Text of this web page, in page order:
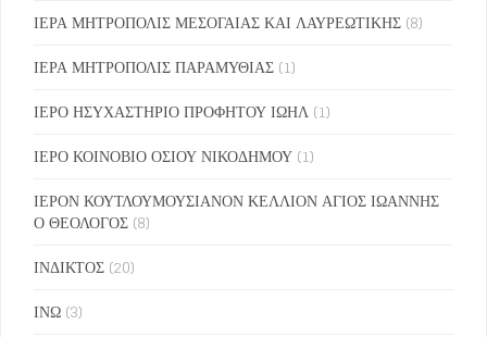
ΙΕΡΑ ΜΗΤΡΟΠΟΛΙΣ ΜΕΣΟΓΑΙΑΣ ΚΑΙ ΛΑΥΡΕΩΤΙΚΗΣ (8)
ΙΕΡΑ ΜΗΤΡΟΠΟΛΙΣ ΠΑΡΑΜΥΘΙΑΣ (1)
ΙΕΡΟ ΗΣΥΧΑΣΤΗΡΙΟ ΠΡΟΦΗΤΟΥ ΙΩΗΛ (1)
ΙΕΡΟ ΚΟΙΝΟΒΙΟ ΟΣΙΟΥ ΝΙΚΟΔΗΜΟΥ (1)
ΙΕΡΟΝ ΚΟΥΤΛΟΥΜΟΥΣΙΑΝΟΝ ΚΕΛΛΙΟΝ ΑΓΙΟΣ ΙΩΑΝΝΗΣ
Ο ΘΕΟΛΟΓΟΣ (8)
ΙΝΔΙΚΤΟΣ (20)
ΙΝΩ (3)